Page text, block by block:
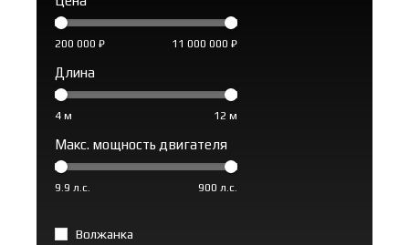
200 000 ₽ 11 000 000 ₽
Длина
4 м 12 м
Макс. мощность двигателя
9.9 л.с. 900 л.с.
Волжанка